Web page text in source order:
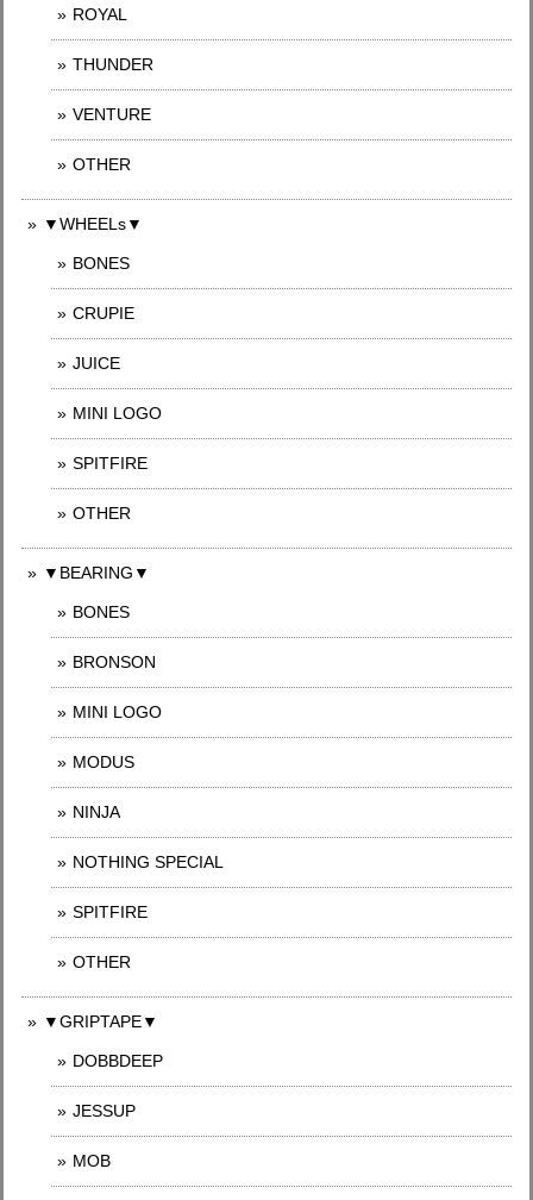
ROYAL
THUNDER
VENTURE
OTHER
▼WHEELs▼
BONES
CRUPIE
JUICE
MINI LOGO
SPITFIRE
OTHER
▼BEARING▼
BONES
BRONSON
MINI LOGO
MODUS
NINJA
NOTHING SPECIAL
SPITFIRE
OTHER
▼GRIPTAPE▼
DOBBDEEP
JESSUP
MOB